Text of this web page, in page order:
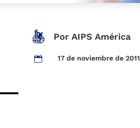
Por AIPS América
 17 de noviembre de 2011